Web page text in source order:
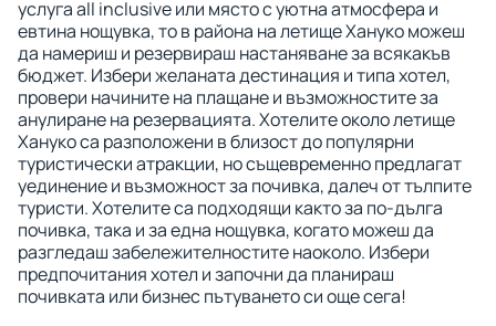
услуга all inclusive или място с уютна атмосфера и
евтина нощувка, то в района на летище Хануко можеш
да намериш и резервираш настаняване за всякакъв
бюджет. Избери желаната дестинация и типа хотел,
провери начините на плащане и възможностите за
анулиране на резервацията. Хотелите около летище
Хануко са разположени в близост до популярни
туристически атракции, но същевременно предлагат
уединение и възможност за почивка, далеч от тълпите
туристи. Хотелите са подходящи както за по-дълга
почивка, така и за една нощувка, когато можеш да
разгледаш забележителностите наоколо. Избери
предпочитания хотел и започни да планираш
почивката или бизнес пътуването си още сега!